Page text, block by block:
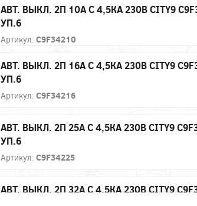
АВТ. ВЫКЛ. 2П 10А С 4,5КА 230В CITY9
УП.6
Артикул: C9F34210
АВТ. ВЫКЛ. 2П 16А С 4,5КА 230В CITY9
УП.6
Артикул: C9F34216
АВТ. ВЫКЛ. 2П 25А С 4,5КА 230В CITY9
УП.6
Артикул: C9F34225
АВТ. ВЫКЛ. 2П 32А С 4,5КА 230В CITY9